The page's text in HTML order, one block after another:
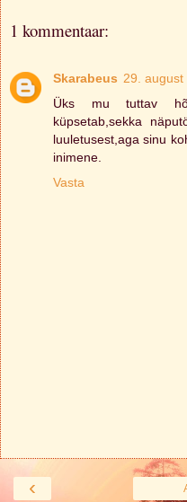
1 kommentaar:
Skarabeus 29.
Üks mu tuttav
küpsetab,sekka
luuletusest,aga sinu
inimene.
Vasta
‹